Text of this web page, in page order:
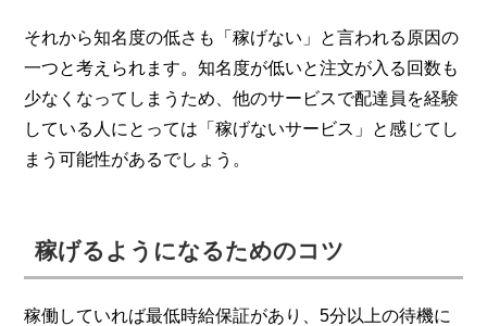
それから知名度の低さも「稼げない」と言われる原因の
一つと考えられます。知名度が低いと注文が入る回数も
少なくなってしまうため、他のサービスで配達員を経験
している人にとっては「稼げないサービス」と感じてし
まう可能性があるでしょう。
稼げるようになるためのコツ
稼働していれば最低時給保証があり、5分以上の待機に